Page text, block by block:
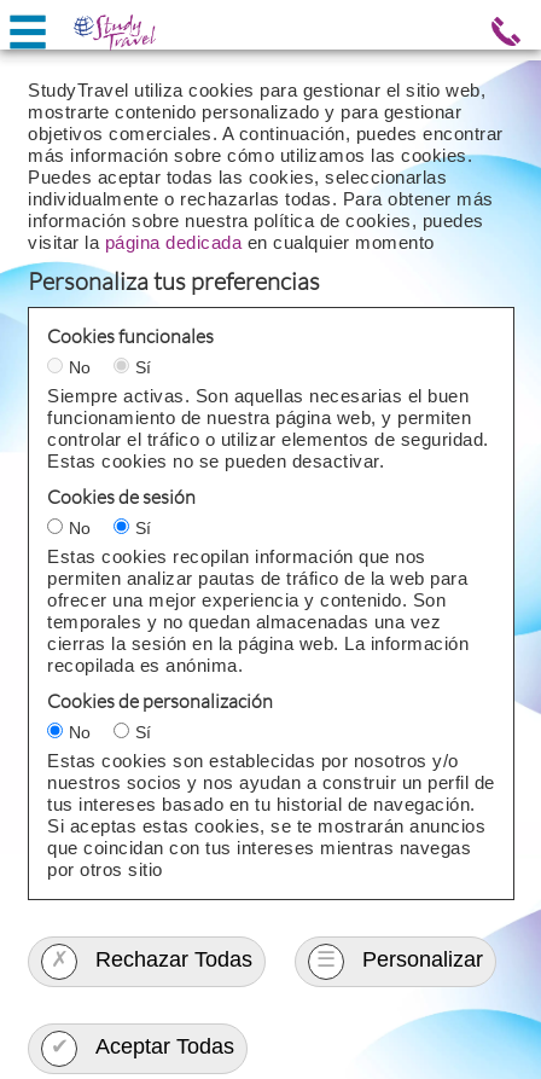
StudyTravel utiliza cookies para gestionar el sitio web,
mostrarte contenido personalizado y para gestionar
objetivos comerciales. A continuación, puedes encontrar
más información sobre cómo utilizamos las cookies.
Puedes aceptar todas las cookies, seleccionarlas
individualmente o rechazarlas todas. Para obtener más
información sobre nuestra política de cookies, puedes
visitar la página dedicada en cualquier momento
Personaliza tus preferencias
Cookies funcionales
No Sí
Siempre activas. Son aquellas necesarias el buen
funcionamiento de nuestra página web, y permiten
controlar el tráfico o utilizar elementos de seguridad.
Estas cookies no se pueden desactivar.
Cookies de sesión
No Sí
Estas cookies recopilan información que nos
permiten analizar pautas de tráfico de la web para
ofrecer una mejor experiencia y contenido. Son
temporales y no quedan almacenadas una vez
cierras la sesión en la página web. La información
recopilada es anónima.
Cookies de personalización
No Sí
Estas cookies son establecidas por nosotros y/o
nuestros socios y nos ayudan a construir un perfil de
tus intereses basado en tu historial de navegación.
Si aceptas estas cookies, se te mostrarán anuncios
que coincidan con tus intereses mientras navegas
por otros sitio
✗ Rechazar Todas ☰ Personalizar
✔ Aceptar Todas